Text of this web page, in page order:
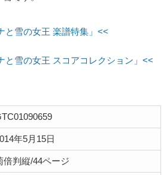
と雪の女王 楽譜特集」<<
と雪の女王 スコアコレクション」<<
年5月15日
倍判縦/44ページ